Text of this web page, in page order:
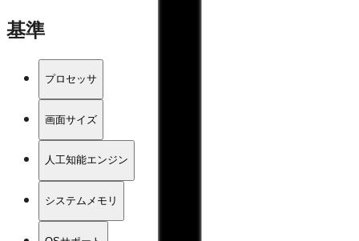
基準
プロセッサ
画面サイズ
人工知能エンジン
システムメモリ